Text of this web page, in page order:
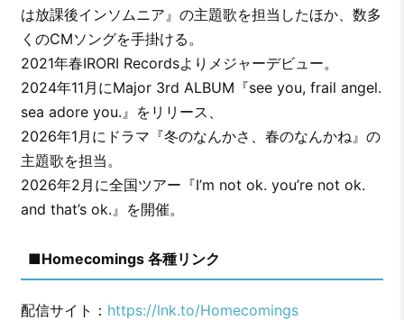
は放課後インソムニア』の主題歌を担当したほか、数多
くのCMソングを手掛ける。
2021年春IRORI Recordsよりメジャーデビュー。
2024年11月にMajor 3rd ALBUM『see you, frail angel.
sea adore you.』をリリース、
2026年1月にドラマ『冬のなんかさ、春のなんかね』の
主題歌を担当。
2026年2月に全国ツアー『I’m not ok. you’re not ok.
and that’s ok.』を開催。
■Homecomings 各種リンク
配信サイト： https://lnk.to/Homecomings